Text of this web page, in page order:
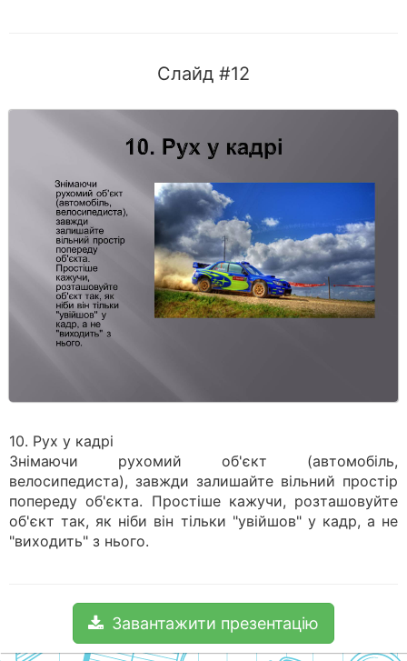
Слайд #12
10. Рух у кадрі
Знімаючи рухомий об'єкт (автомобіль,
велосипедиста), завжди залишайте вільний простір
попереду об'єкта. Простіше кажучи, розташовуйте
об'єкт так, як ніби він тільки "увійшов" у кадр, а не
"виходить" з нього.
Завантажити презентацію